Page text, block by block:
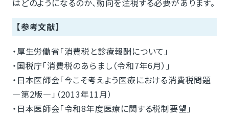
はどのようになるのか、動向を注視する必要があります。
【参考文献】
・厚生労働省「消費税と診療報酬について」
・国税庁「消費税のあらまし（令和7年6月）」
・日本医師会「今こそ考えよう医療における消費税問題
―第2版―」（2013年11月）
・日本医師会「令和8年度医療に関する税制要望」